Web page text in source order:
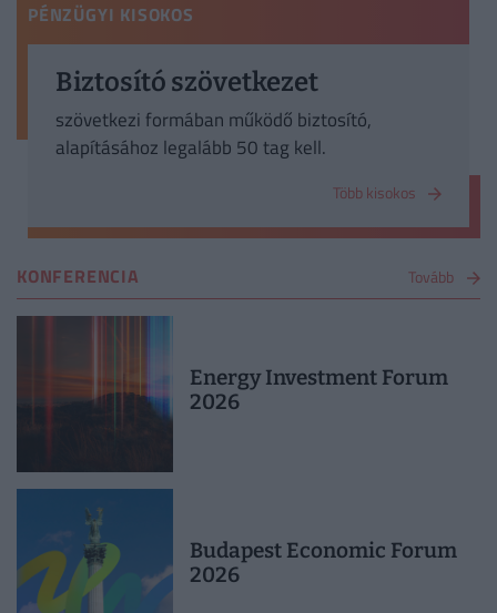
PÉNZÜGYI KISOKOS
Biztosító szövetkezet
szövetkezi formában működő biztosító,
alapításához legalább 50 tag kell.
Több kisokos
KONFERENCIA Tovább
Energy Investment Forum
2026
Budapest Economic Forum
2026